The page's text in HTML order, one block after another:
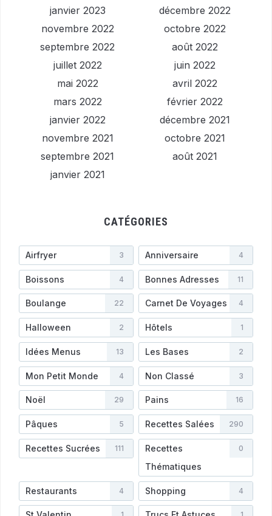
janvier 2023
décembre 2022
novembre 2022
octobre 2022
septembre 2022
août 2022
juillet 2022
juin 2022
mai 2022
avril 2022
mars 2022
février 2022
janvier 2022
décembre 2021
novembre 2021
octobre 2021
septembre 2021
août 2021
janvier 2021
CATÉGORIES
Airfryer 3 Anniversaire 4
Boissons 4 Bonnes Adresses 11
Boulange 22 Carnet De Voyages 4
Halloween 2 Hôtels 1
Idées Menus 13 Les Bases 2
Mon Petit Monde 4 Non Classé 3
Noël 29 Pains 16
Pâques 5 Recettes Salées 290
Recettes Sucrées 111
Recettes
Thématiques
0
Restaurants 4 Shopping 4